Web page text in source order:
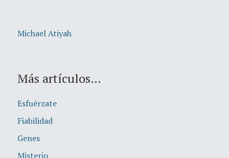
Michael Atiyah
Más artículos…
Esfuérzate
Fiabilidad
Genes
Misterio